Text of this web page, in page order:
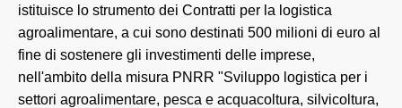
istituisce lo strumento dei Contratti per la logistica
agroalimentare, a cui sono destinati 500 milioni di euro al
fine di sostenere gli investimenti delle imprese,
nell'ambito della misura PNRR "Sviluppo logistica per i
settori agroalimentare, pesca e acquacoltura, silvicoltura,